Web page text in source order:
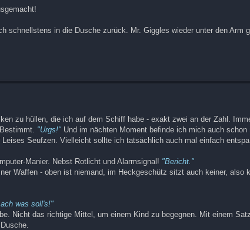
schnellstens in die Dusche zurück. Mr. Giggles wieder unter den Arm
zu hüllen, die ich auf dem Schiff habe - exakt zwei an der Zahl.
"Urgs!" Und im nächten Moment befinde ich mich auch schon
Leises Seufzen. Vielleicht sollte ich tatsächlich auch mal einfach
Manier. Nebst Rotlicht und Alarmsignal! "Bericht."
Waffen - oben ist niemand, im Heckgeschütz sitzt auch keiner, also
was soll's!"
Nicht das richtige Mittel, um einem Kind zu begegnen. Mit einem